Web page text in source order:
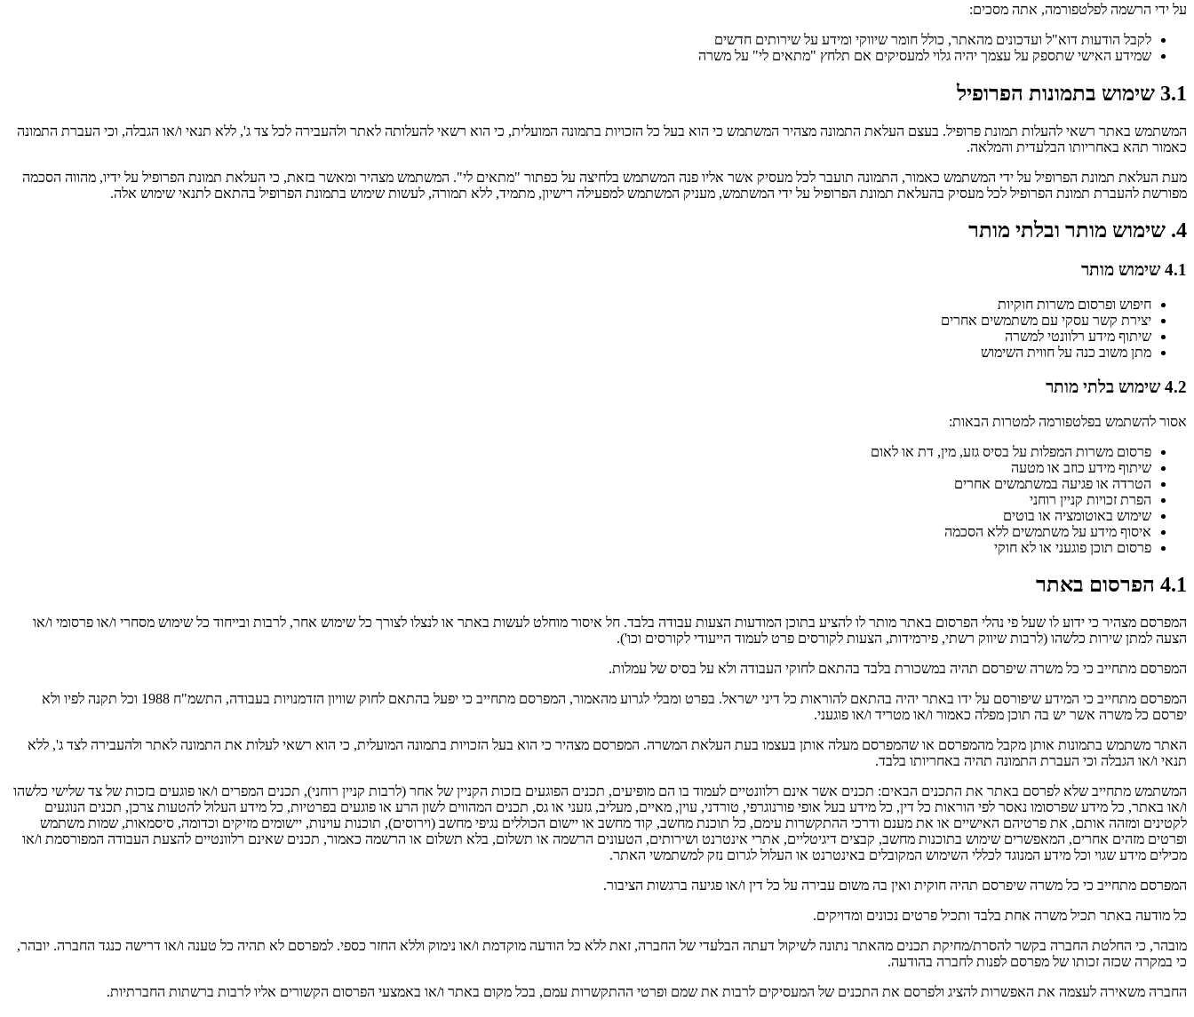
על ידי הרשמה לפלטפורמה, אתה מסכים:
לקבל הודעות דוא"ל ועדכונים מהאתר, כולל חומר שיווקי ומידע על שירותים חדשים
שמידע האישי שתספק על עצמך יהיה גלוי למעסיקים אם תלחץ "מתאים לי" על משרה
3.1 שימוש בתמונות הפרופיל
המשתמש באתר רשאי להעלות תמונת פרופיל. בעצם העלאת התמונה מצהיר המשתמש כי הוא בעל כל הזכויות בתמונה המועלית, כי הוא רשאי להעלותה לאתר ולהעבירה לכל צד ג', ללא תנאי ו/או הגבלה, וכי העברת התמונה
כאמור תהא באחריותו הבלעדית והמלאה.
מעת העלאת תמונת הפרופיל על ידי המשתמש כאמור, התמונה תועבר לכל מעסיק אשר אליו פנה המשתמש בלחיצה על כפתור "מתאים לי". המשתמש מצהיר ומאשר בזאת, כי העלאת תמונת הפרופיל על ידיו, מהווה הסכמה
מפורשת להעברת תמונת הפרופיל לכל מעסיק בהעלאת תמונת הפרופיל על ידי המשתמש, מעניק המשתמש למפעילה רישיון, מתמיד, ללא תמורה, לעשות שימוש בתמונת הפרופיל בהתאם לתנאי שימוש אלה.
4. שימוש מותר ובלתי מותר
4.1 שימוש מותר
חיפוש ופרסום משרות חוקיות
יצירת קשר עסקי עם משתמשים אחרים
שיתוף מידע רלוונטי למשרה
מתן משוב כנה על חווית השימוש
4.2 שימוש בלתי מותר
אסור להשתמש בפלטפורמה למטרות הבאות:
פרסום משרות המפלות על בסיס גזע, מין, דת או לאום
שיתוף מידע כוזב או מטעה
הטרדה או פגיעה במשתמשים אחרים
הפרת זכויות קניין רוחני
שימוש באוטומציה או בוטים
איסוף מידע על משתמשים ללא הסכמה
פרסום תוכן פוגעני או לא חוקי
4.1 הפרסום באתר
המפרסם מצהיר כי ידוע לו שעל פי נהלי הפרסום באתר מותר לו להציע בתוכן המודעות הצעות עבודה בלבד. חל איסור מוחלט לעשות באתר או לנצלו לצורך כל שימוש אחר, לרבות ובייחוד כל שימוש מסחרי ו/או פרסומי ו/או
הצעה למתן שירות כלשהו (לרבות שיווק רשתי, פירמידות, הצעות לקורסים פרט לעמוד הייעודי לקורסים וכו').
המפרסם מתחייב כי כל משרה שיפרסם תהיה במשכורת בלבד בהתאם לחוקי העבודה ולא על בסיס של עמלות.
המפרסם מתחייב כי המידע שיפורסם על ידו באתר יהיה בהתאם להוראות כל דיני ישראל. בפרט ומבלי לגרוע מהאמור, המפרסם מתחייב כי יפעל בהתאם לחוק שוויון הזדמנויות בעבודה, התשמ"ח 1988 וכל תקנה לפיו ולא
יפרסם כל משרה אשר יש בה תוכן מפלה כאמור ו/או מטריד ו/או פוגעני.
האתר משתמש בתמונות אותן מקבל מהמפרסם או שהמפרסם מעלה אותן בעצמו בעת העלאת המשרה. המפרסם מצהיר כי הוא בעל הזכויות בתמונה המועלית, כי הוא רשאי לעלות את התמונה לאתר ולהעבירה לצד ג', ללא
תנאי ו/או הגבלה וכי העברת התמונה תהיה באחריותו בלבד.
המשתמש מתחייב שלא לפרסם באתר את התכנים הבאים: תכנים אשר אינם רלוונטיים לעמוד בו הם מופיעים, תכנים הפוגעים בזכות הקניין של אחר (לרבות קניין רוחני), תכנים המפרים ו/או פוגעים בזכות של צד שלישי כלשהו
ו/או באתר, כל מידע שפרסומו נאסר לפי הוראות כל דין, כל מידע בעל אופי פורנוגרפי, טורדני, עוין, מאיים, מעליב, גזעני או גס, תכנים המהווים לשון הרע או פוגעים בפרטיות, כל מידע העלול להטעות צרכן, תכנים הנוגעים
לקטינים ומזהה אותם, את פרטיהם האישיים או את מענם ודרכי ההתקשרות עימם, כל תוכנת מחשב, קוד מחשב או יישום הכוללים נגיפי מחשב (וירוסים), תוכנות עוינות, יישומים מזיקים וכדומה, סיסמאות, שמות משתמש
ופרטים מזהים אחרים, המאפשרים שימוש בתוכנות מחשב, קבצים דיגיטליים, אתרי אינטרנט ושירותים, הטעונים הרשמה או תשלום, בלא תשלום או הרשמה כאמור, תכנים שאינם רלוונטיים להצעת העבודה המפורסמת ו/או
מכילים מידע שגוי וכל מידע המנוגד לכללי השימוש המקובלים באינטרנט או העלול לגרום נזק למשתמשי האתר.
המפרסם מתחייב כי כל משרה שיפרסם תהיה חוקית ואין בה משום עבירה על כל דין ו/או פגיעה ברגשות הציבור.
כל מודעה באתר תכיל משרה אחת בלבד ותכיל פרטים נכונים ומדויקים.
מובהר, כי החלטת החברה בקשר להסרת/מחיקת תכנים מהאתר נתונה לשיקול דעתה הבלעדי של החברה, זאת ללא כל הודעה מוקדמת ו/או נימוק וללא החזר כספי. למפרסם לא תהיה כל טענה ו/או דרישה כנגד החברה. יובהר,
כי במקרה שכזה זכותו של מפרסם לפנות לחברה בהודעה.
החברה משאירה לעצמה את האפשרות להציג ולפרסם את התכנים של המעסיקים לרבות את שמם ופרטי ההתקשרות עמם, בכל מקום באתר ו/או באמצעי הפרסום הקשורים אליו לרבות ברשתות החברתיות.